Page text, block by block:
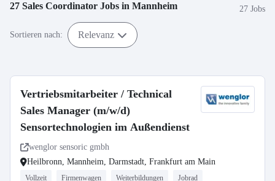
27 Sales Coordinator Jobs in Mannheim 27 Jobs
Sortieren nach: Relevanz
Vertriebsmitarbeiter / Technical
Sales Manager (m/w/d)
Sensortechnologien im Außendienst
wenglor sensoric gmbh
Heilbronn, Mannheim, Darmstadt, Frankfurt am Main
Vollzeit Firmenwagen Weiterbildungen Jobrad